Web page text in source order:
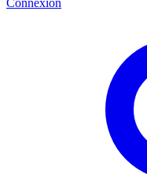
Connexion